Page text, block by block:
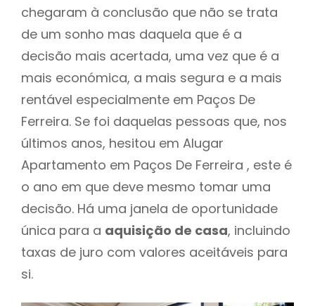
chegaram à conclusão que não se trata
de um sonho mas daquela que é a
decisão mais acertada, uma vez que é a
mais económica, a mais segura e a mais
rentável especialmente em Paços De
Ferreira. Se foi daquelas pessoas que, nos
últimos anos, hesitou em Alugar
Apartamento em Paços De Ferreira , este é
o ano em que deve mesmo tomar uma
decisão. Há uma janela de oportunidade
única para a aquisição de casa, incluindo
taxas de juro com valores aceitáveis para
si.